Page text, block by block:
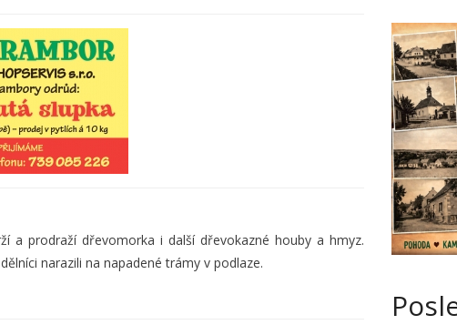
a prodraží dřevomorka i další dřevokazné houby a hmyz.
narazili na napadené trámy v podlaze.